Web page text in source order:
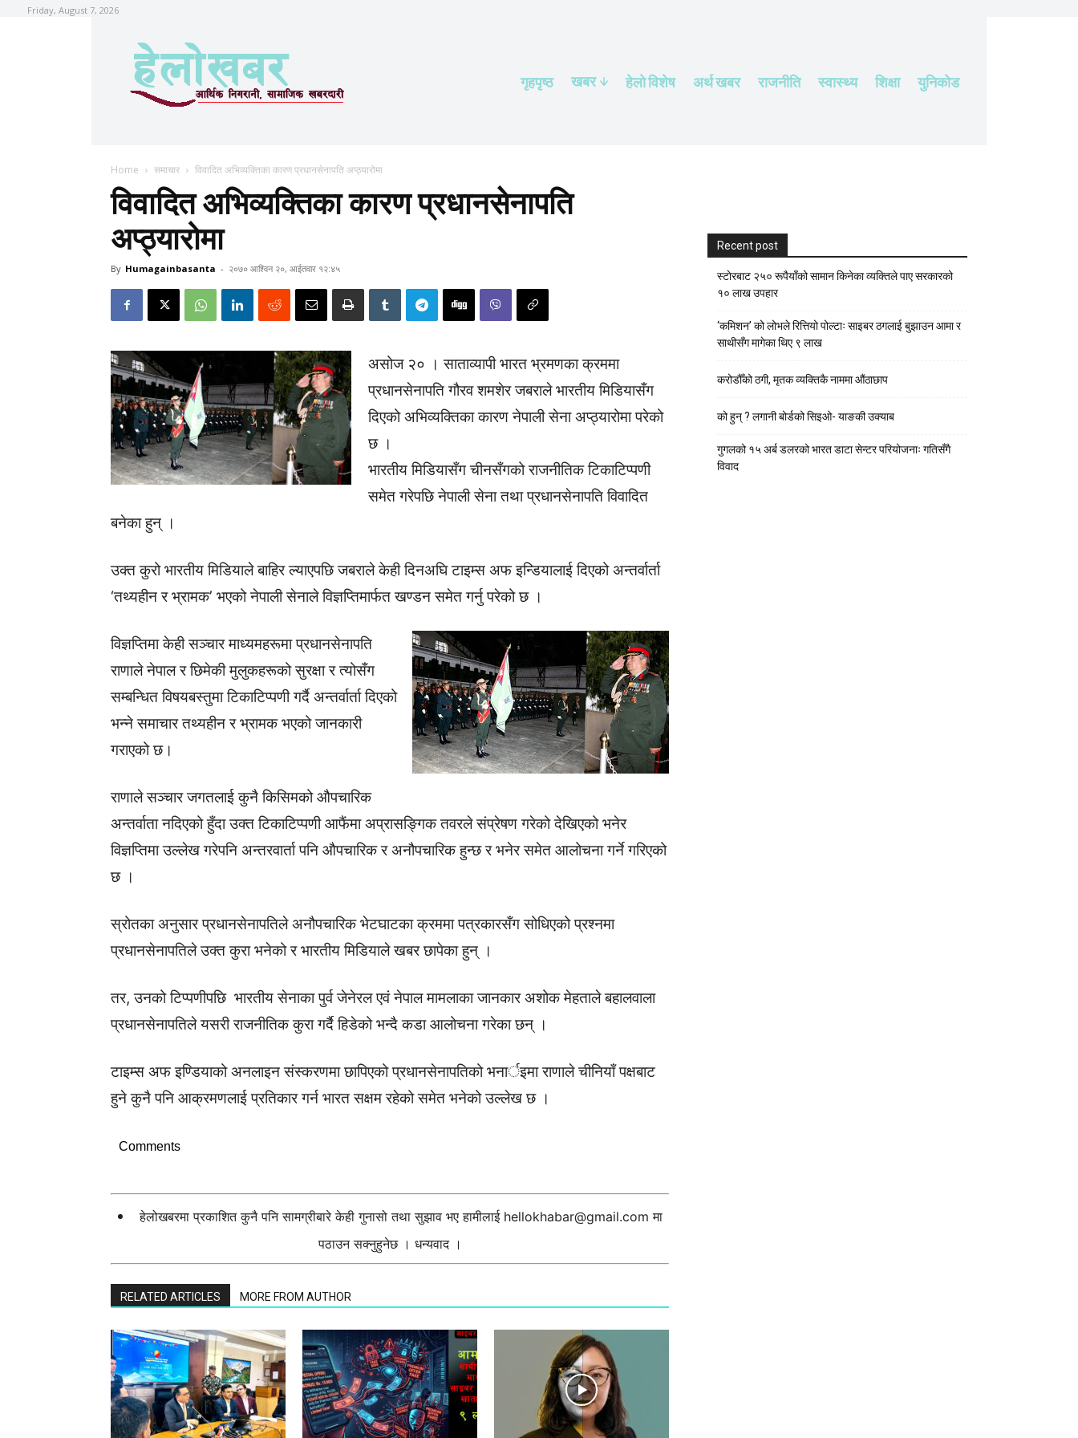
Friday, August 7, 2026
गृहपृष्ठ खबर हेलाे विशेष अर्थ खबर राजनीति स्वास्थ्य शिक्षा युनिकोड
Home समाचार विवादित अभिव्यक्तिका कारण प्रधानसेनापति अप्ठ्यारोमा
विवादित अभिव्यक्तिका कारण प्रधानसेनापति
अप्ठ्यारोमा
By Humagainbasanta - २०७० आश्विन २०, आईतवार १२:४५
असोज २० । साताव्यापी भारत भ्रमणका क्रममा
प्रधानसेनापति गौरव शमशेर जबराले भारतीय मिडियासँग
दिएको अभिव्यक्तिका कारण नेपाली सेना अप्ठ्यारोमा परेको
छ ।
भारतीय मिडियासँग चीनसँगको राजनीतिक टिकाटिप्पणी
समेत गरेपछि नेपाली सेना तथा प्रधानसेनापति विवादित
बनेका हुन् ।
उक्त कुरो भारतीय मिडियाले बाहिर ल्याएपछि जबराले केही दिनअघि टाइम्स अफ इन्डियालाई दिएको अन्तर्वार्ता
‘तथ्यहीन र भ्रामक’ भएको नेपाली सेनाले विज्ञप्तिमार्फत खण्डन समेत गर्नु परेको छ ।
विज्ञप्तिमा केही सञ्चार माध्यमहरूमा प्रधानसेनापति
राणाले नेपाल र छिमेकी मुलुकहरूको सुरक्षा र त्योसँग
सम्बन्धित विषयबस्तुमा टिकाटिप्पणी गर्दै अन्तर्वार्ता दिएको
भन्ने समाचार तथ्यहीन र भ्रामक भएको जानकारी
गराएको छ।
राणाले सञ्चार जगतलाई कुनै किसिमको औपचारिक
अन्तर्वाता नदिएको हुँदा उक्त टिकाटिप्पणी आफैंमा अप्रासङ्गिक तवरले संप्रेषण गरेको देखिएको भनेर
विज्ञप्तिमा उल्लेख गरेपनि अन्तरवार्ता पनि औपचारिक र अनौपचारिक हुन्छ र भनेर समेत आलोचना गर्ने गरिएको
छ ।
स्रोतका अनुसार प्रधानसेनापतिले अनौपचारिक भेटघाटका क्रममा पत्रकारसँग सोधिएको प्रश्नमा
प्रधानसेनापतिले उक्त कुरा भनेको र भारतीय मिडियाले खबर छापेका हुन् ।
तर, उनको टिप्पणीपछि भारतीय सेनाका पुर्व जेनेरल एवं नेपाल मामलाका जानकार अशोक मेहताले बहालवाला
प्रधानसेनापतिले यसरी राजनीतिक कुरा गर्दै हिडेको भन्दै कडा आलोचना गरेका छन् ।
टाइम्स अफ इण्डियाको अनलाइन संस्करणमा छापिएको प्रधानसेनापतिको भनार्इमा राणाले चीनियाँ पक्षबाट
हुने कुनै पनि आक्रमणलाई प्रतिकार गर्न भारत सक्षम रहेको समेत भनेको उल्लेख छ ।
Comments
हेलोखबरमा प्रकाशित कुनै पनि सामग्रीबारे केही गुनासो तथा सुझाव भए हामीलाई hellokhabar@gmail.com मा
पठाउन सक्नुहुनेछ । धन्यवाद ।
RELATED ARTICLES MORE FROM AUTHOR
Recent post
स्टाेरबाट २५० रूपैयाँको सामान किनेका व्यक्तिले पाए सरकारको
१० लाख उपहार
‘कमिशन’ को लोभले रित्तियो पोल्टाः साइबर ठगलाई बुझाउन आमा र
साथीसँग मागेका थिए ९ लाख
करोडौँको ठगी, मृतक व्यक्तिकै नाममा औंठाछाप
को हुन् ? लगानी बोर्डको सिइओ- याङकी उक्याब
गुगलको १५ अर्ब डलरको भारत डाटा सेन्टर परियोजनाः गतिसँगै
विवाद